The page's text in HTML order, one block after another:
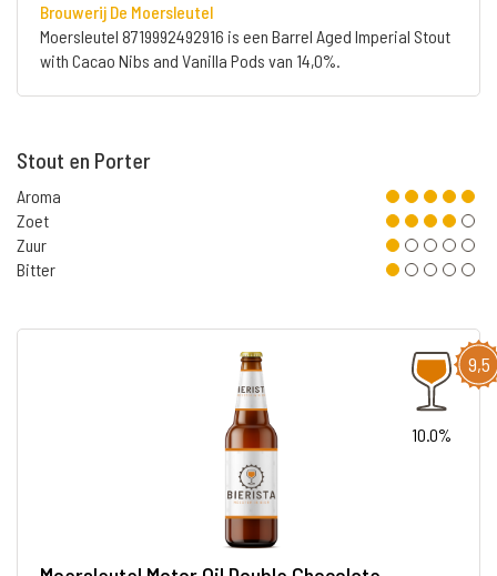
Brouwerij De Moersleutel
Moersleutel 8719992492916 is een Barrel Aged Imperial Stout
with Cacao Nibs and Vanilla Pods van 14,0%.
Stout en Porter
Aroma
Zoet
Zuur
Bitter
9,5
10.0%